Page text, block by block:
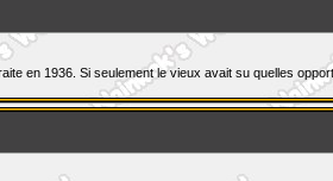
en 1936. Si seulement le vieux avait su quelles